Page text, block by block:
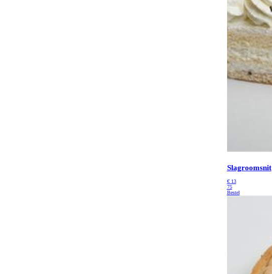
Slagroomsnit
€ 13
75
Bestel